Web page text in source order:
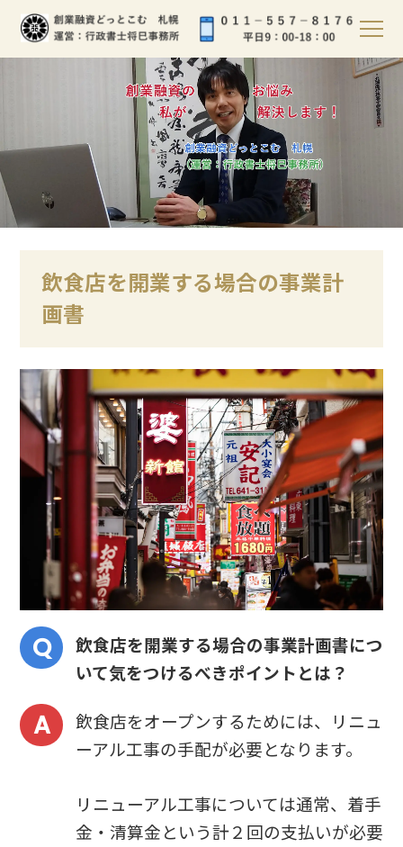
飲食店を開業する場合の事業計
画書
飲食店を開業する場合の事業計画書につ
いて気をつけるべきポイントとは？
飲食店をオープンするためには、リニュ
ーアル工事の手配が必要となります。
リニューアル工事については通常、着手
金・清算金という計２回の支払いが必要